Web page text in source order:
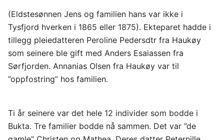
(Eldstesønnen Jens og familien hans var ikke i
Tysfjord hverken i 1865 eller 1875). Ekteparet hadde i
tillegg pleiedatteren Peroline Pedersdtr fra Haukøy
som seinere ble gift med Anders Esaiassen fra
Sørfjorden. Annanias Olsen fra Haukøy var til
”oppfostring” hos familien.
Ti år seinere var det hele 12 individer som bodde i
Bukta. Tre familier bodde nå sammen. Det var ”de